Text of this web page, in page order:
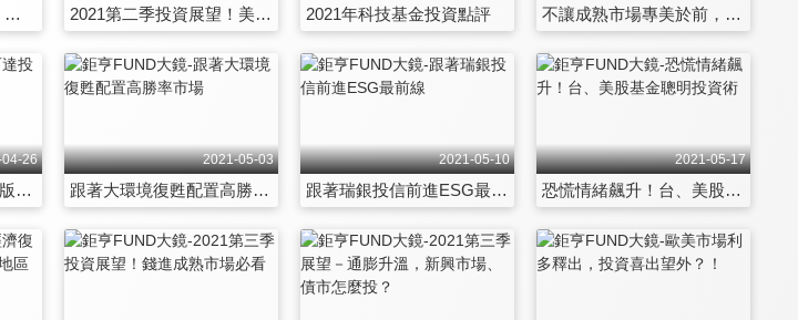
低利率PK殖利率急升，怎麼投資才有利？ 2021第二季投資展望！美股投資沒有上限？ 2021年科技基金投資點評 不讓成熟市場專美於前，新興股/債市投資有潛力！？
26
跟著百達投顧認識升級版ESG！？
2021-05-03
跟著大環境復甦配置高勝率市場
2021-05-10
跟著瑞銀投信前進ESG最前線
2021-05-17
恐慌情緒飆升！台、美股基金聰明投資術